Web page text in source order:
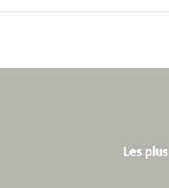
Les plus